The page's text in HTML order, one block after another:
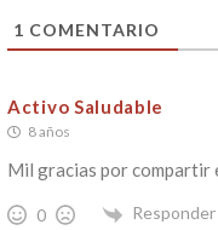
1 COMENTARIO
Activo Saludable
8 años
Mil gracias por compartir
0 Responder